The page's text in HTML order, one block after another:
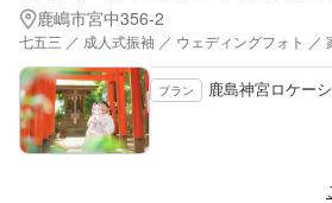
鹿嶋市宮中356-2
七五三 ／ 成人式振袖 ／ ウェディングフォト ／
プラン 鹿島神宮ロケー